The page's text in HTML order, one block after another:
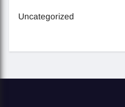
Uncategorized